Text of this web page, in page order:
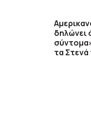
δηλώνει
τα